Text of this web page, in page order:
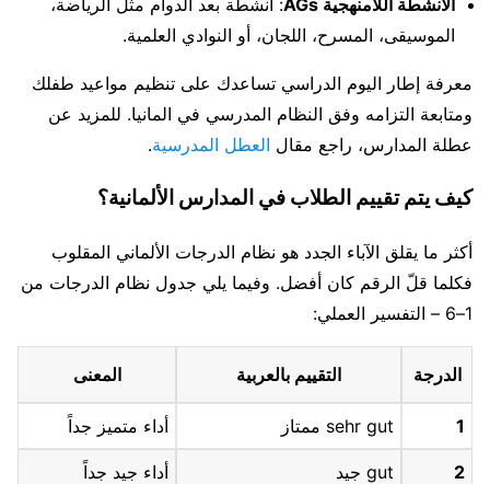
الأنشطة اللامنهجية AGs
: أنشطة بعد الدوام مثل الرياضة،
الموسيقى، المسرح، اللجان، أو النوادي العلمية.
معرفة إطار اليوم الدراسي تساعدك على تنظيم مواعيد طفلك
ومتابعة التزامه وفق النظام المدرسي في المانيا. للمزيد عن
عطلة المدارس، راجع مقال العطل المدرسية.
كيف يتم تقييم الطلاب في المدارس الألمانية؟
أكثر ما يقلق الآباء الجدد هو نظام الدرجات الألماني المقلوب
فكلما قلّ الرقم كان أفضل. وفيما يلي جدول نظام الدرجات من
1–6 – التفسير العملي:
الدرجة التقييم بالعربية المعنى
1 sehr gut ممتاز أداء متميز جداً
2 gut جيد أداء جيد جداً